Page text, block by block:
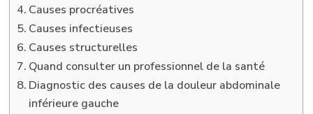
Causes procréatives
Causes infectieuses
Causes structurelles
Quand consulter un professionnel de la santé
Diagnostic des causes de la douleur abdominale
inférieure gauche